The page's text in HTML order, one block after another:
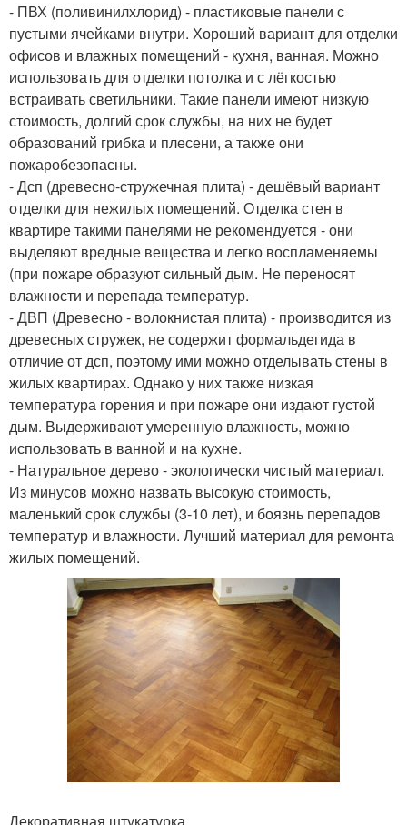
- ПВХ (поливинилхлорид) - пластиковые панели с
пустыми ячейками внутри. Хороший вариант для отделки
офисов и влажных помещений - кухня, ванная. Можно
использовать для отделки потолка и с лёгкостью
встраивать светильники. Такие панели имеют низкую
стоимость, долгий срок службы, на них не будет
образований грибка и плесени, а также они
пожаробезопасны.
- Дсп (древесно-стружечная плита) - дешёвый вариант
отделки для нежилых помещений. Отделка стен в
квартире такими панелями не рекомендуется - они
выделяют вредные вещества и легко воспламеняемы
(при пожаре образуют сильный дым. Не переносят
влажности и перепада температур.
- ДВП (Древесно - волокнистая плита) - производится из
древесных стружек, не содержит формальдегида в
отличие от дсп, поэтому ими можно отделывать стены в
жилых квартирах. Однако у них также низкая
температура горения и при пожаре они издают густой
дым. Выдерживают умеренную влажность, можно
использовать в ванной и на кухне.
- Натуральное дерево - экологически чистый материал.
Из минусов можно назвать высокую стоимость,
маленький срок службы (3-10 лет), и боязнь перепадов
температур и влажности. Лучший материал для ремонта
жилых помещений.